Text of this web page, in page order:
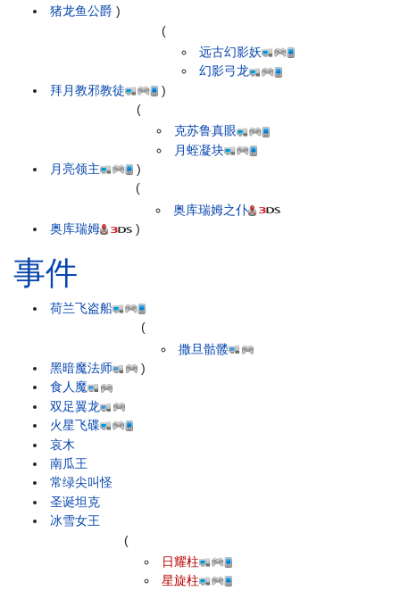
猪龙鱼公爵 )
拜月教邪教徒
(
远古幻影妖
幻影弓龙
)
月亮领主
(
克苏鲁真眼
月蛭凝块
)
奥库瑞姆
(
奥库瑞姆之仆
)
事件
荷兰飞盗船
黑暗魔法师
(
撒旦骷髅
)
食人魔
双足翼龙
火星飞碟
哀木
南瓜王
常绿尖叫怪
圣诞坦克
冰雪女王
(
日耀柱
星旋柱